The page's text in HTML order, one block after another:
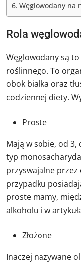
Węglowodany na
Rola
Węglowodany są
roślinnego. To
obok białka oraz
codziennej diety.
Proste
Mają w sobie, od 3,
typ
przyswajalne przez
przypadku
proste mamy,
alkoholu i w
Złożone
Inaczej nazywane